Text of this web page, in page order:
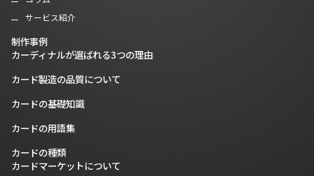
サービス紹介
制作事例
カーディナルが選ばれる3つの理由
カード製造の品質について
カードの基礎知識
カードの用語集
カードの種類
カードマーケットについて